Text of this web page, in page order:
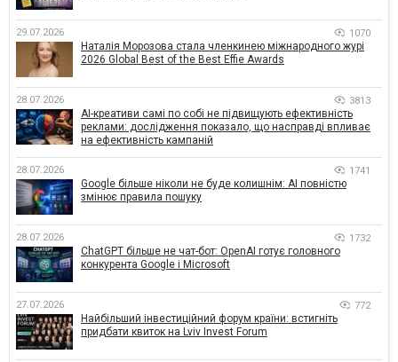
29.07.2026 1070
Наталія Морозова стала членкинею міжнародного журі
2026 Global Best of the Best Effie Awards
28.07.2026 3813
AI-креативи самі по собі не підвищують ефективність
реклами: дослідження показало, що насправді впливає
на ефективність кампаній
28.07.2026 1741
Google більше ніколи не буде колишнім: AI повністю
змінює правила пошуку
28.07.2026 1732
ChatGPT більше не чат-бот: OpenAI готує головного
конкурента Google і Microsoft
27.07.2026 772
Найбільший інвестиційний форум країни: встигніть
придбати квиток на Lviv Invest Forum